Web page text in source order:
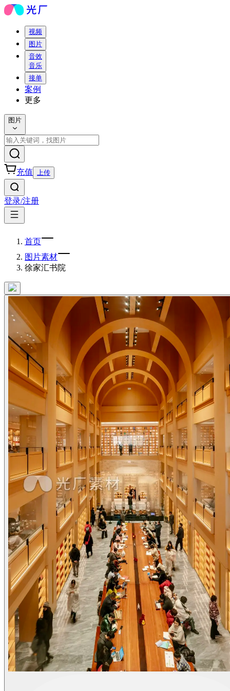
视频
图片
音效
音乐
接单
案例
更多
图片
充值 上传
登录/注册
首页
图片素材
徐家汇书院